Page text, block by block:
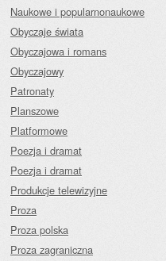
Naukowe i popularnonaukowe
Obyczaje świata
Obyczajowa i romans
Obyczajowy
Patronaty
Planszowe
Platformowe
Poezja i dramat
Poezja i dramat
Produkcje telewizyjne
Proza
Proza polska
Proza zagraniczna